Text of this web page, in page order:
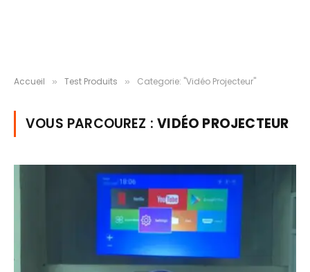
Accueil » Test Produits » Categorie: "Vidéo Projecteur"
VOUS PARCOUREZ :VIDÉO PROJECTEUR